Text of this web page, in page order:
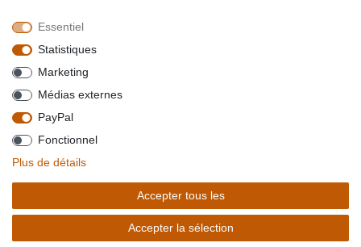
QUALITÄT
*Alle Preise verstehen sich inkl. MwSt. zzgl. Versandkosten. **Gilt für Lieferungen
innerhalb deutschlands, Lieferzeiten für andere Länder entnehmen Sie bitte der
Schaltfäche mit denVersandinformationen. *** Bei den ausgewiesenen Versandkosten
handelt es sich um die StandardVersandkostenfür Deutschland, diese ändern sich je
nach Auswahl Ihres Lieferlandes.
Copyright 2020 © Mega-Paradies GmbH | Alle Rechte vorbehalten.
Essentiel
Statistiques
Marketing
Médias externes
PayPal
Fonctionnel
Plus de détails
Accepter tous les
Accepter la sélection